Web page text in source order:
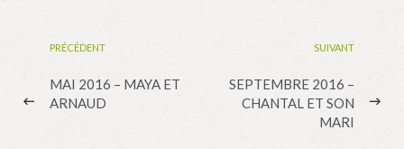
PRÉCÉDENT
MAI 2016 – MAYA ET
ARNAUD
SUIVANT
SEPTEMBRE 2016 –
CHANTAL ET SON
MARI